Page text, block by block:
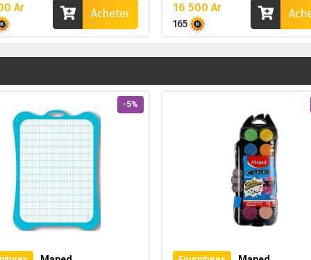
Ar Acheter
165
16 500 Ar
-5%